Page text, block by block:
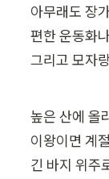
아무래도 장
편한 운동화
그리고 모자
높은 산에 올
이왕이면 계
긴 바지 위주